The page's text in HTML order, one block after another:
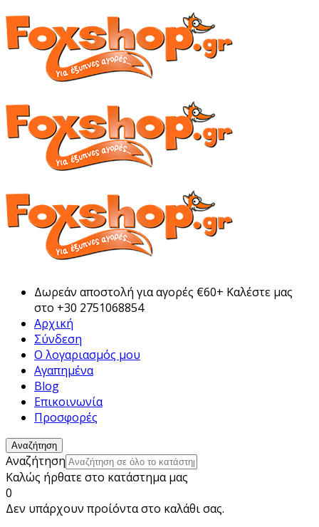
Δωρεάν αποστολή για αγορές €60+ Καλέστε μας
στο +30 2751068854
Αρχική
Σύνδεση
Ο λογαριασμός μου
Αγαπημένα
Blog
Επικοινωνία
Προσφορές
Αναζήτηση
Αναζήτηση
Καλώς ήρθατε στο κατάστημα μας
0
Δεν υπάρχουν προίόντα στο καλάθι σας.